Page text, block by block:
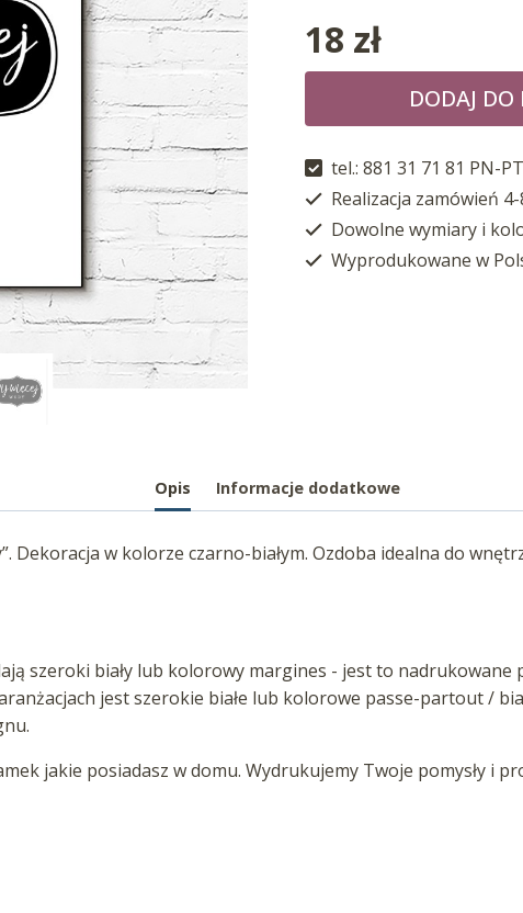
18 zł
DODAJ
tel.: 881 31 71 81 PN-
Realizacja zamówień
Dowolne wymiary i
Wyprodukowane w
Opis Informacje dodatkowe
Dekoracja w kolorze czarno-białym. Ozdoba idealna do
szeroki biały lub kolorowy margines - jest to nadrukowane
jest szerokie białe lub kolorowe passe-partout /
jakie posiadasz w domu. Wydrukujemy Twoje pomysły i